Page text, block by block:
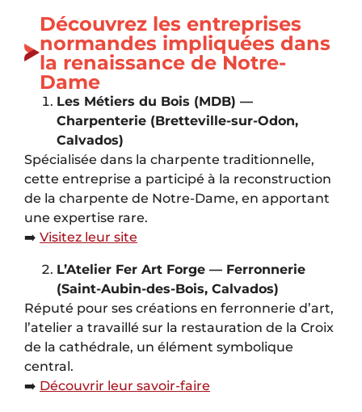
Découvrez les entreprises
normandes impliquées dans
la renaissance de Notre-
Dame
Les Métiers du Bois (MDB) —
Charpenterie (Bretteville-sur-Odon,
Calvados)
Spécialisée dans la charpente traditionnelle,
cette entreprise a participé à la reconstruction
de la charpente de Notre-Dame, en apportant
une expertise rare.
➡️ Visitez leur site
L’Atelier Fer Art Forge — Ferronnerie
(Saint-Aubin-des-Bois, Calvados)
Réputé pour ses créations en ferronnerie d’art,
l’atelier a travaillé sur la restauration de la Croix
de la cathédrale, un élément symbolique
central.
➡️ Découvrir leur savoir-faire